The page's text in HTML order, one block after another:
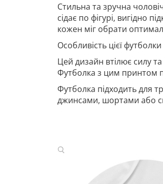
Стильна та зручна
сідає по фігурі, вигідно
кожен міг обрати
Особливість цієї
Цей дизайн втілює силу
Футболка з цим принтом
Футболка підходить для
джинсами, шортами або